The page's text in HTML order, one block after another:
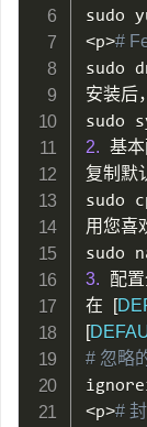
sudo
<p>#
sudo
安装后
2. 基
复制默
sudo
用您喜
sudo
3. 配
在 [
[
# 忽略
<p>#